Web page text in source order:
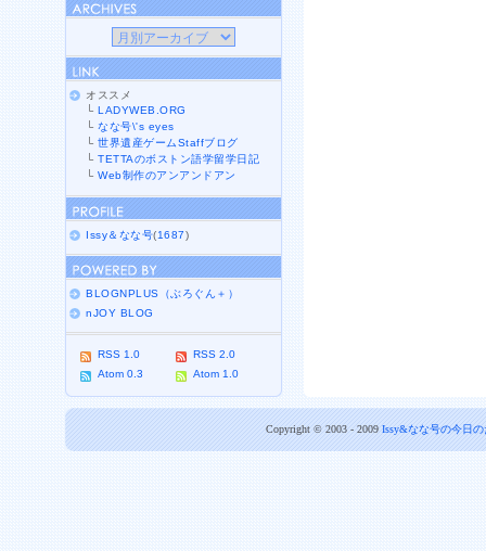
オススメ
└LADYWEB.ORG
└なな号\'s eyes
└世界遺産ゲームStaffブログ
└TETTAのボストン語学留学日記
└Web制作のアンアンドアン
Issy＆なな号(1687)
BLOGNPLUS（ぶろぐん＋）
nJOY BLOG
RSS 1.0
RSS 2.0
Atom 0.3
Atom 1.0
Copyright © 2003 - 2009 Issy&なな号の今日